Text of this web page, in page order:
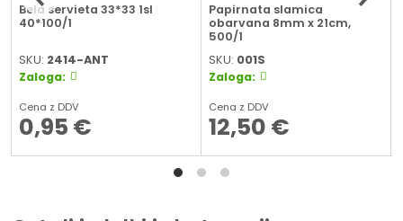
Bela servieta 33*33 1sl
40*100/1
SKU: 2414-ANT
Zaloga:
Cena z DDV
0,95 €
Papirnata slamica
obarvana 8mm x 21cm,
500/1
SKU: 001S
Zaloga:
Cena z DDV
12,50 €